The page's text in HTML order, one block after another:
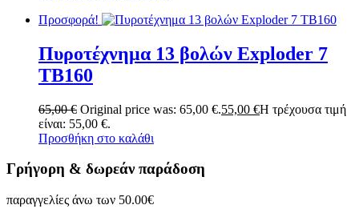
Προσφορά!
Πυροτέχνημα 13 βολών Exploder 7
TB160
65,00€ Original price was: 65,00 €.55,00 €Η τρέχουσα τιμή
είναι: 55,00 €.
Προσθήκη στο καλάθι
Γρήγορη & δωρεάν παράδοση
παραγγελίες άνω των 50.00€